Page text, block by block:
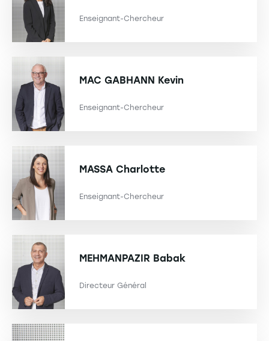
Enseignant-Chercheur
MAC GABHANN Kevin
Enseignant-Chercheur
MASSA Charlotte
Enseignant-Chercheur
MEHMANPAZIR Babak
Directeur Général